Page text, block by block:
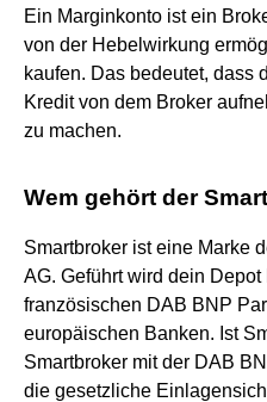
Ein Marginkonto ist ein
von der Hebelwirkung
kaufen. Das bedeutet, dass
Kredit von dem Broker
zu machen.
Wem gehört der
Smartbroker ist eine Marke
AG. Geführt wird dein
französischen DAB BNP
europäischen Banken. Ist
Smartbroker mit der DAB
die gesetzliche